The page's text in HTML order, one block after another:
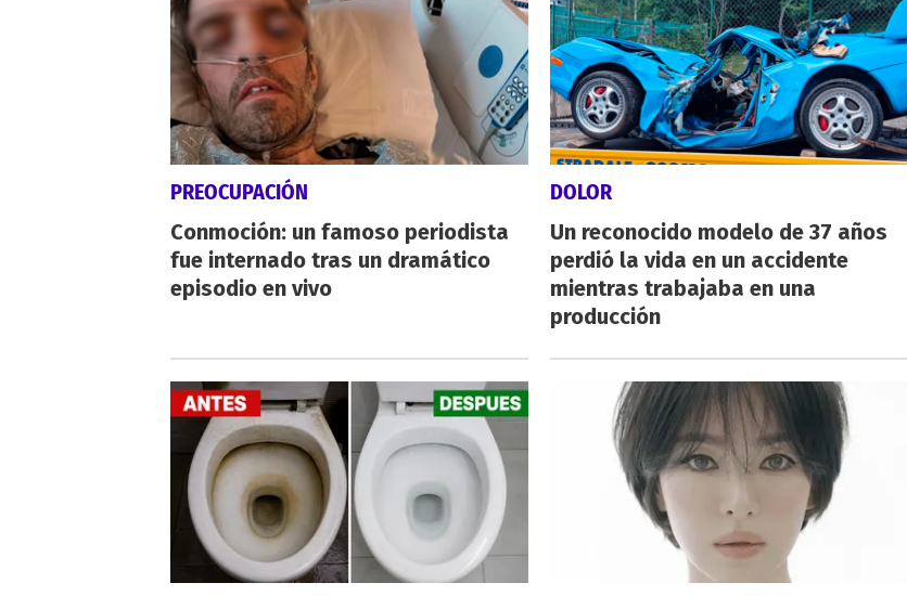
PREOCUPACIÓN
Conmoción: un famoso periodista
fue internado tras un dramático
episodio en vivo
DOLOR
Un reconocido modelo de 37 años
perdió la vida en un accidente
mientras trabajaba en una
producción